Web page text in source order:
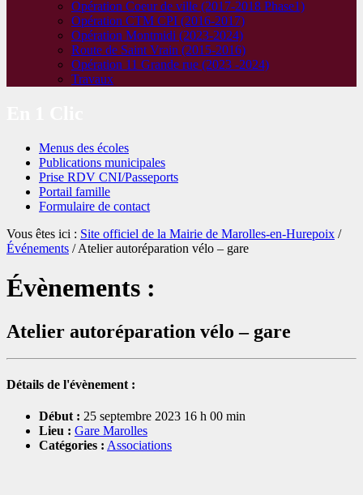
Opération Coeur de ville (2017-2018 Phase1)
Opération CTM CPI (2016-2017)
Opération Montmidi (2023-2024)
Route de Saint Vrain (2015-2016)
Opération 11 Grande rue (2023 -2024)
Travaux
Menus des écoles
Publications municipales
Prise RDV CNI/Passeports
Portail famille
Formulaire de contact
Vous êtes ici : Site officiel de la Mairie de Marolles-en-Hurepoix /
Événements /Atelier autoréparation vélo – gare
Évènements :
Atelier autoréparation vélo – gare
Détails de l'évènement :
Début : 25 septembre 2023 16 h 00 min
Lieu : Gare Marolles
Catégories : Associations